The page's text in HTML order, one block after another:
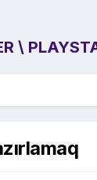
\